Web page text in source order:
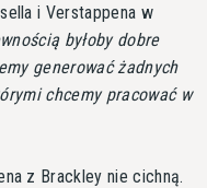
i Verstappena w
byłoby dobre
generować żadnych
chcemy pracować w
z Brackley nie cichną.